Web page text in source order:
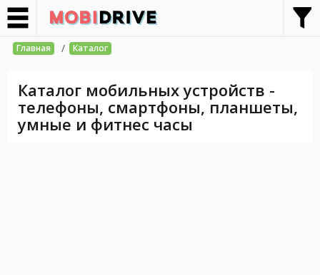
Главная / Каталог
Каталог мобильных устройств -
телефоны, смартфоны, планшеты,
умные и фитнес часы